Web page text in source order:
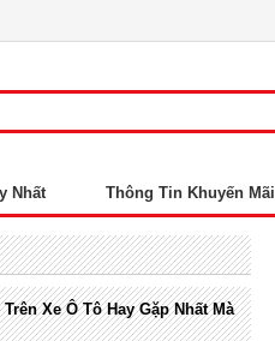
Nhất Thông Tin Khuyến Mãi
Xe Ô Tô Hay Gặp Nhất Mà